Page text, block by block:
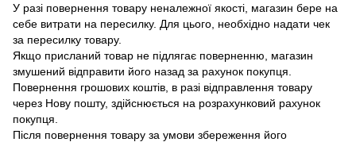
У разі повернення товару неналежної якості, магазин бере на
себе витрати на пересилку. Для цього, необхідно надати чек
за пересилку товару.
Якщо присланий товар не підлягає поверненню, магазин
змушений відправити його назад за рахунок покупця.
Повернення грошових коштів, в разі відправлення товару
через Нову пошту, здійснюється на розрахунковий рахунок
покупця.
Після повернення товару за умови збереження його